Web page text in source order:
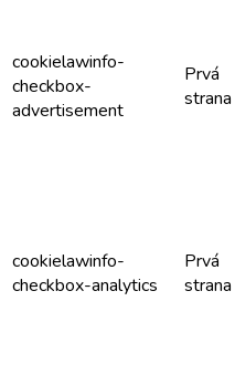
cookielawinfo-
checkbox-
advertisement
Prvá
strana
cookielawinfo-
checkbox-analytics
Prvá
strana